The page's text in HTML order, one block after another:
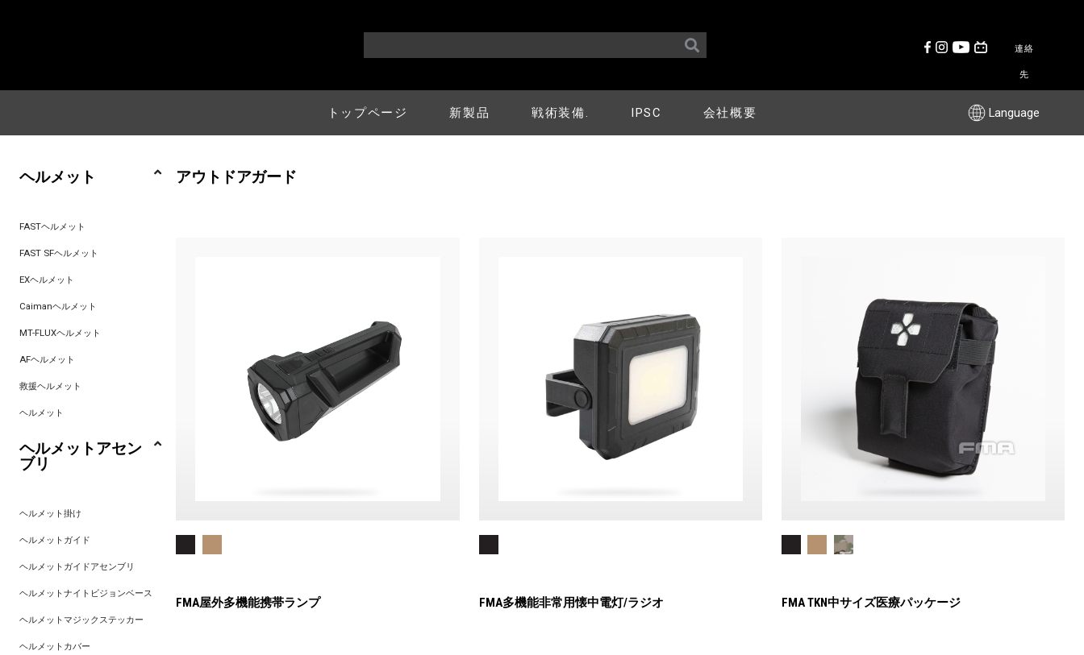
連絡
先
トップページ 新製品 戦術装備. IPSC 会社概要 Language
ヘルメット
FASTヘルメット
FAST SFヘルメット
EXヘルメット
Caimanヘルメット
MT-FLUXヘルメット
AFヘルメット
救援ヘルメット
ヘルメット
ヘルメットアセン
ブリ
ヘルメット掛け
ヘルメットガイド
ヘルメットガイドアセンブリ
ヘルメットナイトビジョンベース
ヘルメットマジックステッカー
ヘルメットカバー
アウトドアガード
FMA屋外多機能携帯ランプ FMA多機能非常用懐中電灯/ラジオ FMA TKN中サイズ医療パッケージ